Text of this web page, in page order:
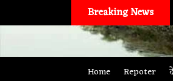
Breaking News
Home Repoter